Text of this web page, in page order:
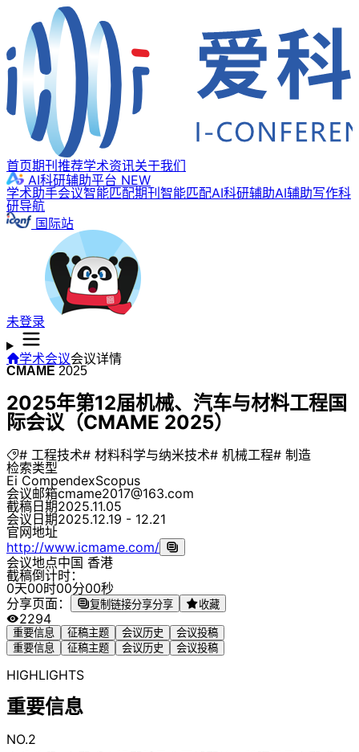
首页期刊推荐学术资讯关于我们
AI科研辅助平台 NEW
学术助手会议智能匹配期刊智能匹配AI科研辅助AI辅助写作科
研导航
国际站
未登录
学术会议会议详情
CMAME 2025
2025年第12届机械、汽车与材料工程国
际会议（CMAME 2025）
# 工程技术# 材料科学与纳米技术# 机械工程# 制造
检索类型
Ei CompendexScopus
会议邮箱cmame2017@163.com
截稿日期2025.11.05
会议日期2025.12.19 - 12.21
官网地址
http://www.icmame.com/
会议地点中国 香港
截稿倒计时：
0天00时00分00秒
分享页面：
复制链接分享分享 收藏
2294
重要信息 征稿主题 会议历史
会议投稿
重要信息
征稿主题 会议历史 会议投稿
HIGHLIGHTS
重要信息
NO.2